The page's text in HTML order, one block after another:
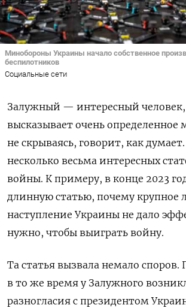
Минобороны Украины начало собственное
беспилотников
Социальные сети
Залужный — интересный человек,
высказывает очень определенное
не скрываясь, говорит, как
несколько весьма интересных
войны. К примеру, в конце 2023
длинную статью, почему крупное
наступление Украины не дало
нужно, чтобы выиграть войну.
Та статья вызвала немало
в то же время у Залужного
разногласия с президентом